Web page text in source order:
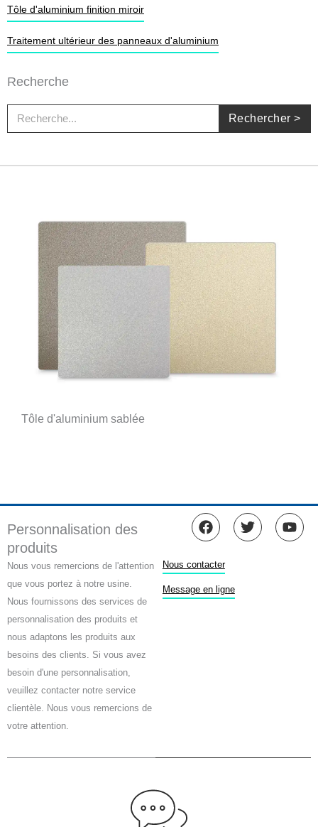
Tôle d'aluminium finition miroir
Traitement ultérieur des panneaux d'aluminium
Recherche
Rechercher Rechercher >
Tôle d'aluminium sablée
Personnalisation des
produits
Nous vous remercions de l'attention
que vous portez à notre usine.
Nous fournissons des services de
personnalisation des produits et
nous adaptons les produits aux
besoins des clients. Si vous avez
besoin d'une personnalisation,
veuillez contacter notre service
clientèle. Nous vous remercions de
votre attention.
F
a
e
b
o
T
w
Y
o
Nous contacter
Message en ligne